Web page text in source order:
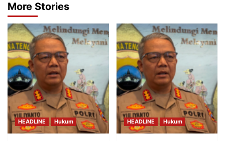
More Stories
HEADLINE Hukum HEADLINE Hukum